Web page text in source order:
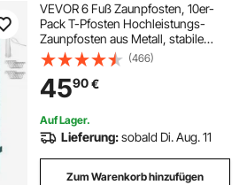
VEVOR 6 Fuß Zaunpfosten, 10er-
Pack T-Pfosten Hochleistungs-
Zaunpfosten aus Metall, stabile
Zaunpfähle aus Stahl für Gartenhof,
Rasen, Bauernhöfe und
Maschendrahtzäune im Freien,
grün
(466)
4590€
Auf Lager.
Lieferung:sobald Di. Aug. 11
Zum Warenkorb hinzufügen